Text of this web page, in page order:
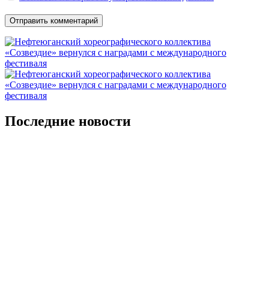
Последние новости